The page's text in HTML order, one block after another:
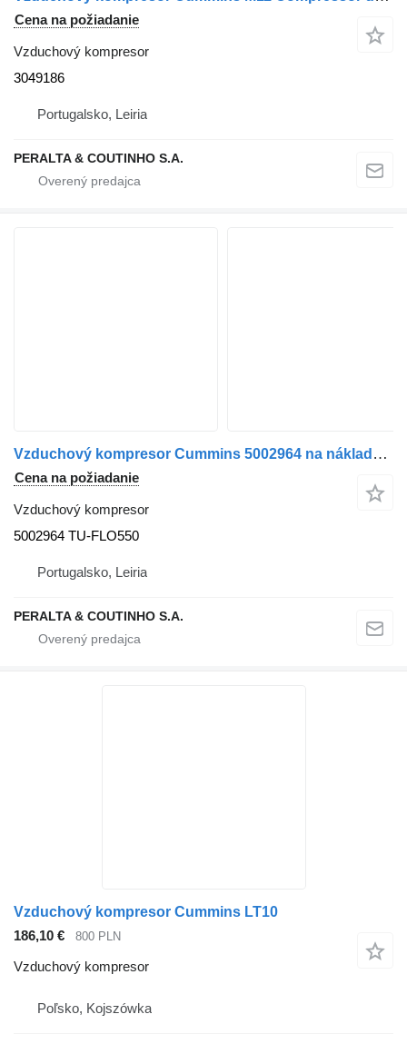
Cena na požiadanie
Vzduchový kompresor
3049186
Portugalsko, Leiria
PERALTA & COUTINHO S.A.
Vzduchový kompresor Cummins 5002964 na nákladného auta Cummins
Cena na požiadanie
Vzduchový kompresor
5002964 TU-FLO550
Portugalsko, Leiria
PERALTA & COUTINHO S.A.
Vzduchový kompresor Cummins LT10
186,10 €
800 PLN
Vzduchový kompresor
Poľsko, Kojszówka